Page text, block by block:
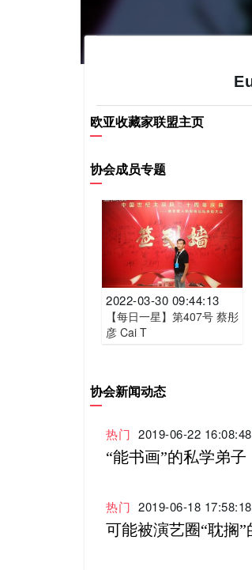
欧亚收藏家联盟主页
协会成员专题
2022-03-30 09:44:13
【每日一星】第407号 蔡彤
彦 Cai T
协会新闻动态
热门 2019-06-22 16:08:48
“能书画”的私学弟子
热门 2019-06-18 17:58:18
可能被演艺圈“耽搁